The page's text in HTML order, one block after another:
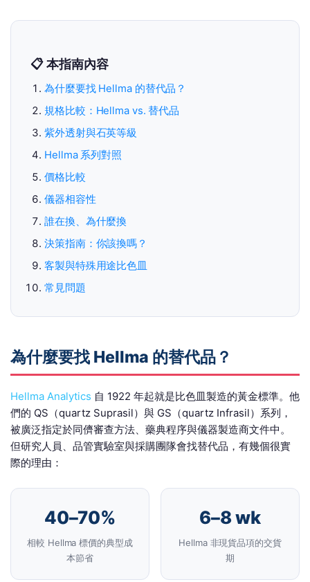
📋 本指南內容
為什麼要找 Hellma 的替代品？
規格比較：Hellma vs. 替代品
紫外透射與石英等級
Hellma 系列對照
價格比較
儀器相容性
誰在換、為什麼換
決策指南：你該換嗎？
客製與特殊用途比色皿
常見問題
為什麼要找 Hellma 的替代品？
Hellma Analytics 自 1922 年起就是比色皿製造的黃金標準。他
們的 QS（quartz Suprasil）與 GS（quartz Infrasil）系列，
被廣泛指定於同儕審查方法、藥典程序與儀器製造商文件中。
但研究人員、品管實驗室與採購團隊會找替代品，有幾個很實
際的理由：
40–70%
相較 Hellma 標價的典型成
本節省
6–8 wk
Hellma 非現貨品項的交貨
期